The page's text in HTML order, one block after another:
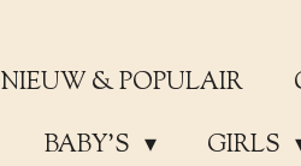
NIEUW & POPULAIR
BABY'S
GIRLS